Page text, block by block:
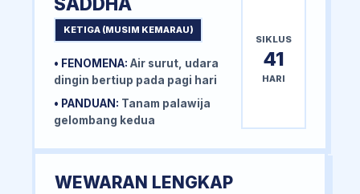
KETIGA (MUSIM KEMARAU)
• FENOMENA: Air surut, udara
dingin bertiup pada pagi hari
• PANDUAN: Tanam palawija
gelombang kedua
SIKLUS
41
HARI
WEWARAN LENGKAP